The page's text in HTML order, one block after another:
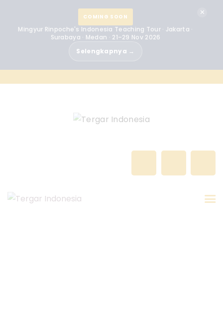
COMING SOON
Mingyur Rinpoche's Indonesia Teaching Tour · Jakarta ·
Surabaya · Medan · 21–29 Nov 2026
Selengkapnya →
✕
MINGYUR RINPOCHE
TENTANG KAMI
PROGRAM